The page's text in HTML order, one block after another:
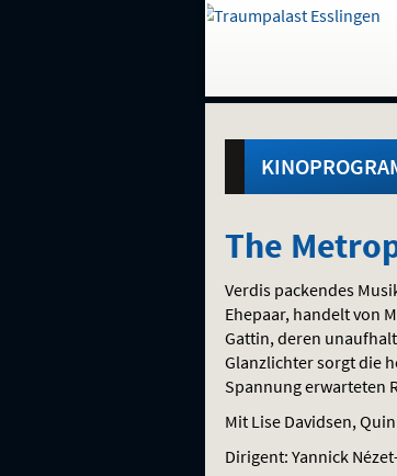
direkt
Inhalt
Menü
und
Gehe
Standortauswahl
The
Opera:
Giuseppe
Verdi
MACBETH
The
Verdis packendes
Ehepaar, handelt von
Gattin, deren
Glanzlichter sorgt die
Spannung erwarteten
Mit Lise Davidsen,
Dirigent: Yannick